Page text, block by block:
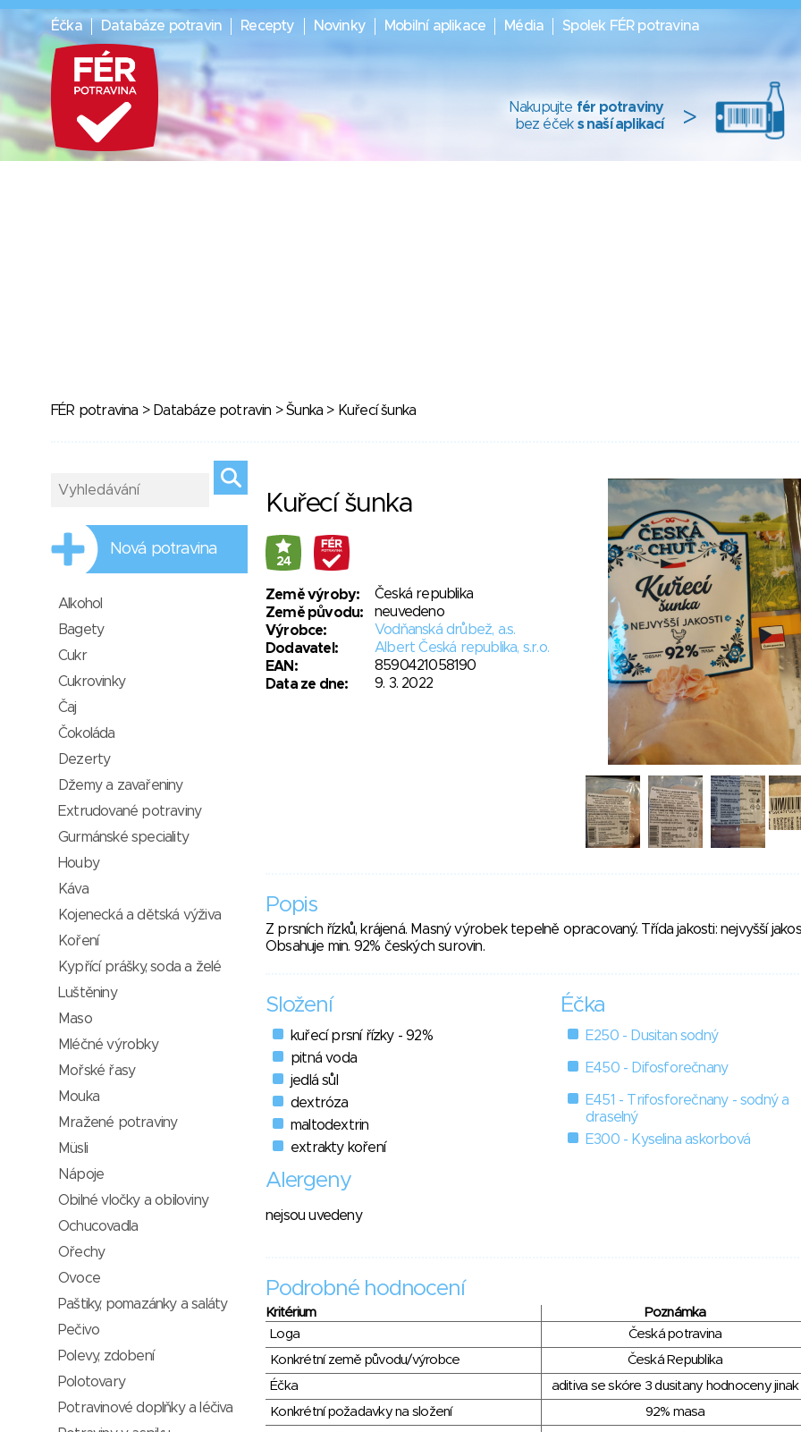
Éčka Databáze potravin Recepty Novinky Mobilní aplikace Média Spolek FÉR potravina
Nakupujte fér potraviny
bez éček s naší aplikací >
FÉR potravina > Databáze potravin >Šunka > Kuřecí šunka
Kuřecí šunka
24
Země výroby:
Česká republika
Země původu:
neuvedeno
Výrobce:
Vodňanská drůbež, a.s.
Dodavatel:
Albert Česká republika, s.r.o.
EAN:
8590421058190
Data ze dne:
9. 3. 2022
Popis
Z prsních řízků, krájená. Masný výrobek tepelně opracovaný. Třída jakosti: nejvyšší
Obsahuje min. 92% českých surovin.
Složení
kuřecí prsní řízky - 92%
pitná voda
jedlá sůl
dextróza
maltodextrin
extrakty koření
Éčka
E250 - Dusitan sodný
E450 - Difosforečnany
E451 - Trifosforečnany - sodný a
draselný
E300 - Kyselina askorbová
Alergeny
nejsou uvedeny
Podrobné hodnocení
Kritérium Poznámka
Loga
Česká potravina
Konkrétní země původu/výrobce
Česká Republika
Éčka
aditiva se skóre 3 dusitany hodnoceny jinak
Konkrétní požadavky na složení
92% masa
Nová potravina
Alkohol
Bagety
Cukr
Cukrovinky
Čaj
Čokoláda
Dezerty
Džemy a zavařeniny
Extrudované potraviny
Gurmánské speciality
Houby
Káva
Kojenecká a dětská výživa
Koření
Kypřící prášky, soda a želé
Luštěniny
Maso
Mléčné výrobky
Mořské řasy
Mouka
Mražené potraviny
Müsli
Nápoje
Obilné vločky a obiloviny
Ochucovadla
Ořechy
Ovoce
Paštiky, pomazánky a saláty
Pečivo
Polevy, zdobení
Polotovary
Potravinové doplňky a léčiva